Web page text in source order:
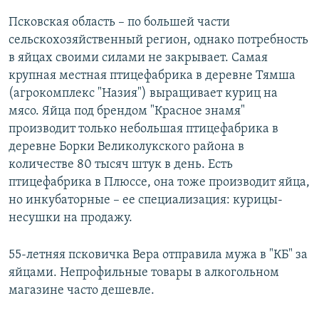
Псковская область – по большей части
сельскохозяйственный регион, однако потребность
в яйцах своими силами не закрывает. Самая
крупная местная птицефабрика в деревне Тямша
(агрокомплекс "Назия") выращивает куриц на
мясо. Яйца под брендом "Красное знамя"
производит только небольшая птицефабрика в
деревне Борки Великолукского района в
количестве 80 тысяч штук в день. Есть
птицефабрика в Плюссе, она тоже производит яйца,
но инкубаторные – ее специализация: курицы-
несушки на продажу.
55-летняя псковичка Вера отправила мужа в "КБ" за
яйцами. Непрофильные товары в алкогольном
магазине часто дешевле.